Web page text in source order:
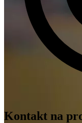
Kontakt na